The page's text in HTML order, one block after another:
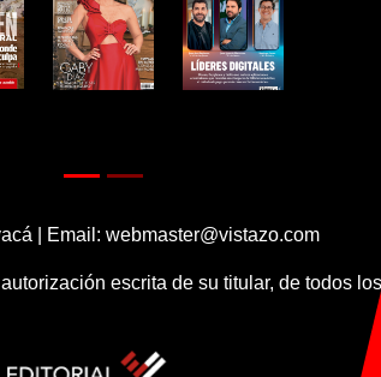
| Email: webmaster@vistazo.com
escrita de su titular, de todos